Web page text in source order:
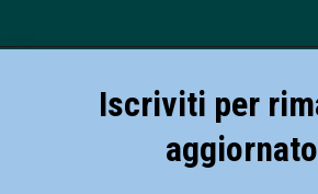
Iscriviti per